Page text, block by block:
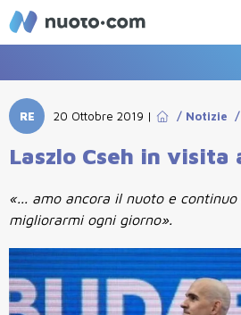
RE 20 Ottobre 2019 | / Notizie /
Laszlo Cseh in visita
«... amo ancora il nuoto e
migliorarmi ogni giorno».